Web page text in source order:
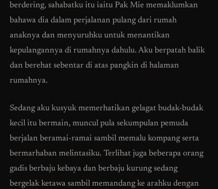
berdering, sahabatku itu iaitu Pak Mie memaklumkan
bahawa dia dalam perjalanan pulang dari rumah
anaknya dan menyuruhku untuk menantikan
kepulangannya di rumahnya dahulu. Aku berpatah balik
dan berehat sebentar di atas pangkin di halaman
rumahnya.
Sedang aku kusyuk memerhatikan gelagat budak-budak
kecil itu bermain, muncul pula sekumpulan pemuda
berjalan beramai-ramai sambil memalu kompang serta
bermarhaban melintasiku. Terlihat juga beberapa orang
gadis berbaju kebaya dan berbaju kurung sedang
bergelak ketawa sambil memandang ke arahku dengan